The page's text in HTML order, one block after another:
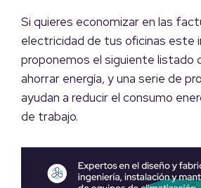
Si quieres economizar en las
electricidad de tus oficinas este
proponemos el siguiente listado
ahorrar energía, y una serie de
ayudan a reducir el consumo
de trabajo.